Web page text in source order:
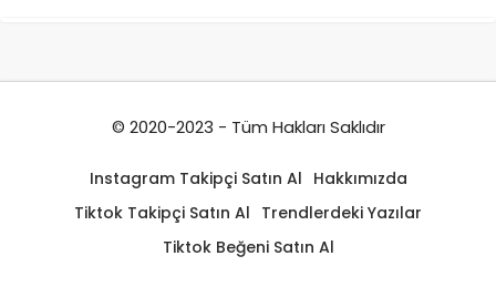
© 2020-2023 - Tüm Hakları Saklıdır
Instagram Takipçi Satın Al Hakkımızda
Tiktok Takipçi Satın Al Trendlerdeki Yazılar
Tiktok Beğeni Satın Al